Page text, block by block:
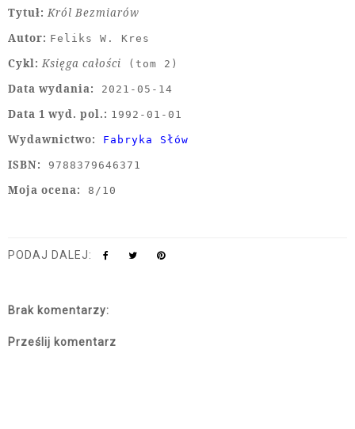
Tytuł: Król Bezmiarów
Autor: Feliks W. Kres
Cykl:Księga całości (tom 2)
Data wydania: 2021-05-14
Data 1 wyd. pol.: 1992-01-01
Wydawnictwo: Fabryka Słów
ISBN: 9788379646371
Moja ocena: 8/10
PODAJ DALEJ:
Brak komentarzy:
Prześlij komentarz